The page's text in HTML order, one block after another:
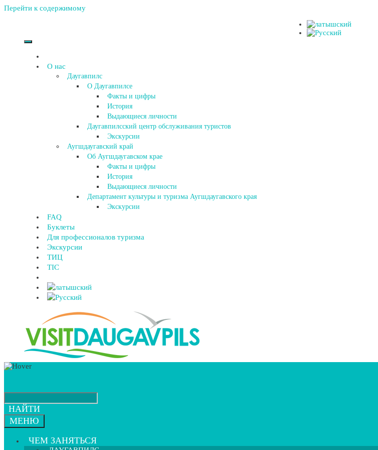
Перейти к содержимому
О нас
Даугавпилс
О Даугавпилсе
Факты и цифры
История
Выдающиеся личности
Даугавпилсский центр обслуживания туристов
Экскурсии
Аугшдаугавский край
Об Аугшдаугавском крае
Факты и цифры
История
Выдающиеся личности
Департамент культуры и туризма Аугшдаугавского края
Экскурсии
FAQ
Буклеты
Для профессионалов туризма
Экскурсии
ТИЦ
TIC
НАЙТИ
МЕНЮ
ЧЕМ ЗАНЯТЬСЯ